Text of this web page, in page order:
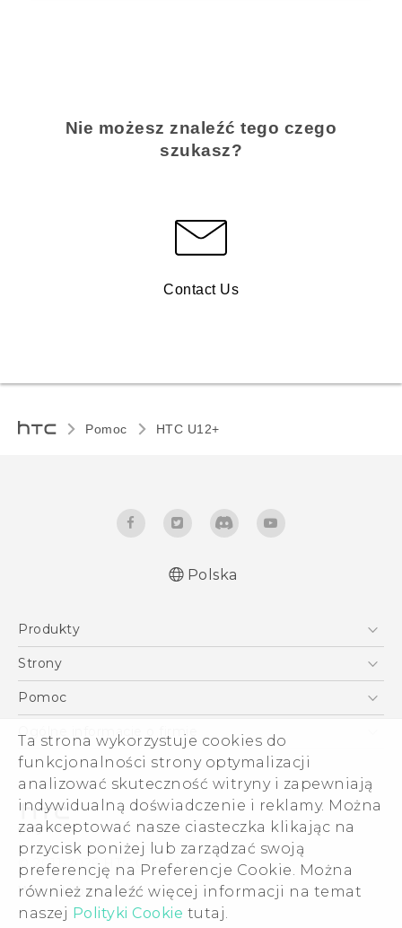
Ta strona wykorzystuje cookies do
funkcjonalności strony optymalizacji
analizować skuteczność witryny i zapewniają
indywidualną doświadczenie i reklamy. Można
zaakceptować nasze ciasteczka klikając na
przycisk poniżej lub zarządzać swoją
preferencję na Preferencje Cookie. Można
również znaleźć więcej informacji na temat
naszej Polityki Cookie tutaj.
Nie możesz znaleźć tego czego
szukasz?
Contact Us
Pomoc HTC U12+‎
Polish - Wytyczne dotyczące bezpieczeństwa i
wytyczne wymagane przez prawo
Polska
Produkty
Smartfony
VIVE
Akcesoria
Strony
HTC Vive
Pomoc
Pomoc E-commerce
Ogólne informacje o firmie
ESG
Informacje o firmie
Dla inwestorów (angielski)
Cookie Preferences
Kariera
Security and Privacy Whitepaper
© 2011-2026 HTC Corporation
Warunki prawne